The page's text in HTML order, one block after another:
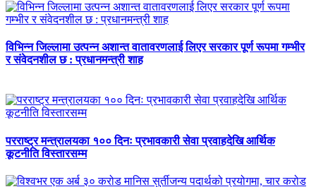
विभिन्न जिल्लामा उत्पन्न अशान्त वातावरणलाई लिएर सरकार पूर्ण रूपमा गम्भीर
र संवेदनशील छ : प्रधानमन्त्री शाह
परराष्ट्र मन्त्रालयका १०० दिनः प्रभावकारी सेवा प्रवाहदेखि आर्थिक
कूटनीति विस्तारसम्म